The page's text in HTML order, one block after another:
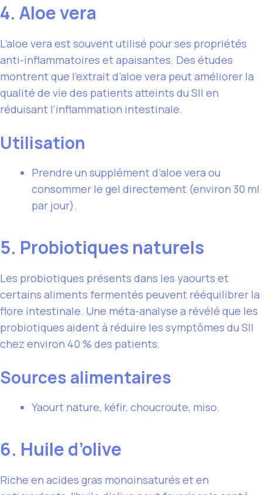
4. Aloe vera
L’aloe vera est souvent utilisé pour ses propriétés
anti-inflammatoires et apaisantes. Des études
montrent que l’extrait d’aloe vera peut améliorer la
qualité de vie des patients atteints du SII en
réduisant l’inflammation intestinale.
Utilisation
Prendre un supplément d’aloe vera ou
consommer le gel directement (environ 30 ml
par jour).
5. Probiotiques naturels
Les probiotiques présents dans les yaourts et
certains aliments fermentés peuvent rééquilibrer la
flore intestinale. Une méta-analyse a révélé que les
probiotiques aident à réduire les symptômes du SII
chez environ 40 % des patients.
Sources alimentaires
Yaourt nature, kéfir, choucroute, miso.
6. Huile d’olive
Riche en acides gras monoinsaturés et en